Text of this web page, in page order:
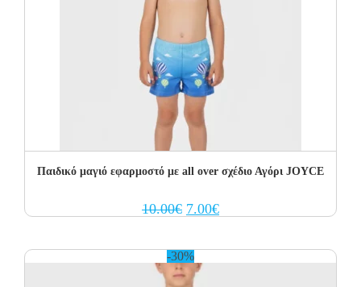
Παιδικό μαγιό εφαρμοστό με all over σχέδιο Αγόρι JOYCE
10.00€ Original
price
7.00€Current
price
-30%